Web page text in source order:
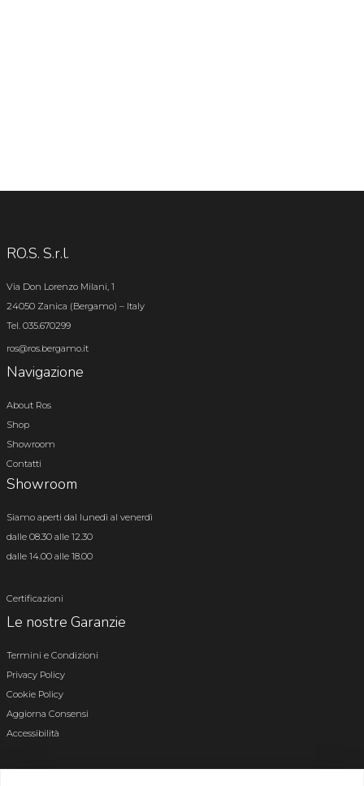
RO.S. S.r.l.
Via Don Lorenzo Milani, 1
24050 Zanica (Bergamo) – Italy
Tel. 035.670299
ros@ros.bergamo.it
Navigazione
About Ros
Shop
Showroom
Contatti
Showroom
Siamo aperti dal lunedì al venerdì
dalle 08.30 alle 12.30
dalle 14.00 alle 18.00
Certificazioni
Le nostre Garanzie
Termini e Condizioni
Privacy Policy
Cookie Policy
Aggiorna Consensi
Accessibilità